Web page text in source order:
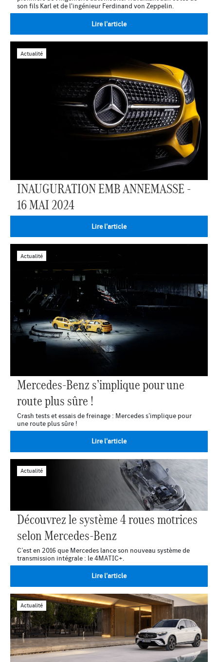
son fils Karl et de l'ingénieur Ferdinand von Zeppelin.
Lire l'article
INAUGURATION EMB ANNEMASSE -
16 MAI 2024
Lire l'article
Actualité
Mercedes-Benz s’implique pour une
route plus sûre !
Crash tests et essais de freinage : Mercedes s’implique pour
une route plus sûre !
Lire l'article
Actualité
Découvrez le système 4 roues motrices
selon Mercedes-Benz
C’est en 2016 que Mercedes lance son nouveau système de
transmission intégrale : le 4MATIC+.
Lire l'article
Actualité
Actualité